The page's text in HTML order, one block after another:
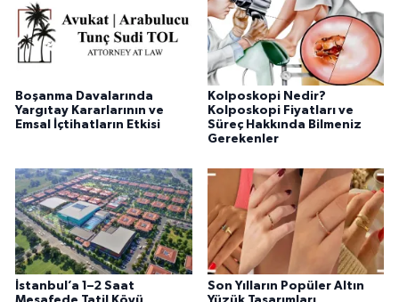
Boşanma Davalarında
Yargıtay Kararlarının ve
Emsal İçtihatların Etkisi
Kolposkopi Nedir?
Kolposkopi Fiyatları ve
Süreç Hakkında Bilmeniz
Gerekenler
İstanbul’a 1–2 Saat
Son Yılların Popüler Altın